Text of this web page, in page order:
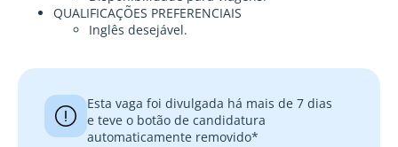
QUALIFICAÇÕES PREFERENCIAIS
Inglês desejável.
Esta vaga foi divulgada há mais de 7 dias
e teve o botão de candidatura
automaticamente removido*